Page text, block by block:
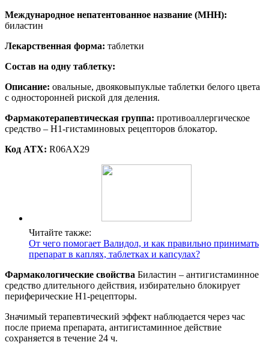
Международное непатентованное название (МНН):
биластин
Лекарственная форма: таблетки
Состав на одну таблетку:
Описание: овальные, двояковыпуклые таблетки белого цвета
с односторонней риской для деления.
Фармакотерапевтическая группа: противоаллергическое
средство – H1-гистаминовых рецепторов блокатор.
Код ATX: R06AX29
Читайте также:
От чего помогает Валидол, и как правильно принимать
препарат в каплях, таблетках и капсулах?
Фармакологические свойства Биластин – антигистаминное
средство длительного действия, избирательно блокирует
периферические H1-рецепторы.
Значимый терапевтический эффект наблюдается через час
после приема препарата, антигистаминное действие
сохраняется в течение 24 ч.